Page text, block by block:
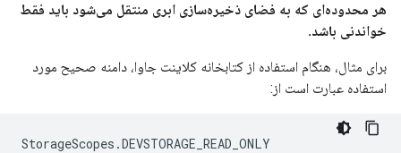
هر محدوده‌ای که به فضای ذخیره‌سازی ابری منتقل می‌شود باید فقط
خواندنی باشد.
برای مثال، هنگام استفاده از کتابخانه کلاینت جاوا، دامنه صحیح مورد
استفاده عبارت است از:
StorageScopes.DEVSTORAGE_READ_ONLY